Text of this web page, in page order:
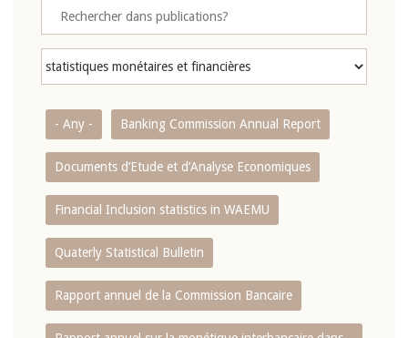
- Any - Banking Commission Annual Report
Documents d’Etude et d’Analyse Economiques
Financial Inclusion statistics in WAEMU
Quaterly Statistical Bulletin
Rapport annuel de la Commission Bancaire